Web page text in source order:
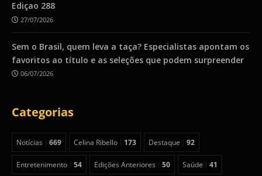
Ediçao 288
27/07/2026
Sem o Brasil, quem leva a taça? Especialistas apontam os
favoritos ao título e as seleções que podem surpreender
06/07/2026
Categorias
Notícias 669 Celina Ribello 173 Destaque 92
Entretenimento 54 Edições Anteriores 50 Saúde 41